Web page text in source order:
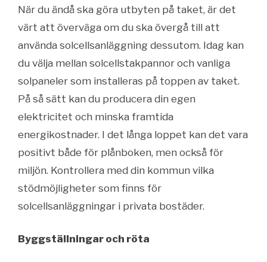
När du ändå ska göra utbyten på taket, är det
värt att överväga om du ska övergå till att
använda solcellsanläggning dessutom. Idag kan
du välja mellan solcellstakpannor och vanliga
solpaneler som installeras på toppen av taket.
På så sätt kan du producera din egen
elektricitet och minska framtida
energikostnader. I det långa loppet kan det vara
positivt både för plånboken, men också för
miljön. Kontrollera med din kommun vilka
stödmöjligheter som finns för
solcellsanläggningar i privata bostäder.
Byggställningar och röta